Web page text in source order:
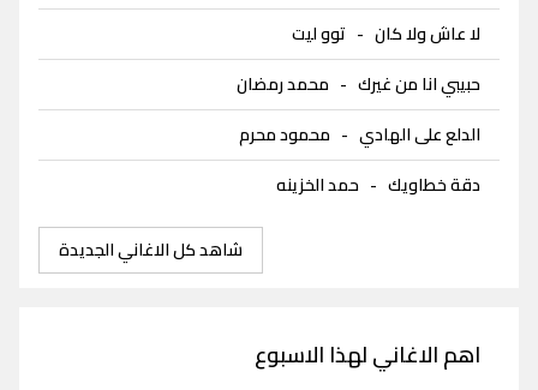
لا عاش ولا كان - توو ليت
حبيبي انا من غيرك - محمد رمضان
الدلع على الهادي - محمود محرم
دقة خطاويك - حمد الخزينه
شاهد كل الاغاني الجديدة
اهم الاغاني لهذا الاسبوع